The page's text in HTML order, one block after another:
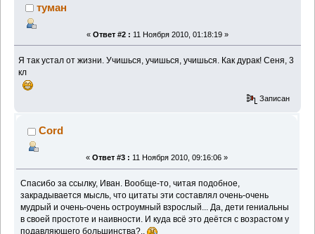
туман
« Ответ #2 : 11 Ноября 2010, 01:18:19 »
Я так устал от жизни. Учишься, учишься, учишься. Как дурак! Сеня, 3
кл
Записан
Cord
« Ответ #3 : 11 Ноября 2010, 09:16:06 »
Спасибо за ссылку, Иван. Вообще-то, читая подобное,
закрадывается мысль, что цитаты эти составлял очень-очень
мудрый и очень-очень остроумный взрослый... Да, дети гениальны
в своей простоте и наивности. И куда всё это деётся с возрастом у
подавляющего большинства?..